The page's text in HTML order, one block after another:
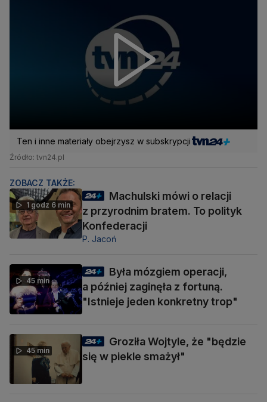
Ten i inne materiały obejrzysz w subskrypcji
Źródło: tvn24.pl
ZOBACZ TAKŻE:
1 godz 6 min
Machulski mówi o relacji
z przyrodnim bratem. To polityk
Konfederacji
P. Jacoń
45 min
Była mózgiem operacji,
a później zaginęła z fortuną.
"Istnieje jeden konkretny trop"
45 min
Groziła Wojtyle, że "będzie
się w piekle smażył"